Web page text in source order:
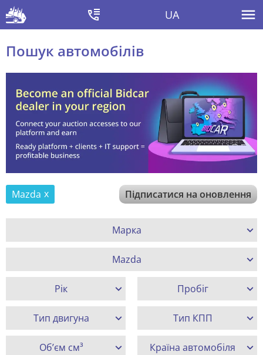
UA
Пошук автомобілів
Mazda Підписатися на оновлення
Марка
Mazda
Рік Пробіг
Тип двигуна Тип КПП
Об’єм см³ Країна автомобіля